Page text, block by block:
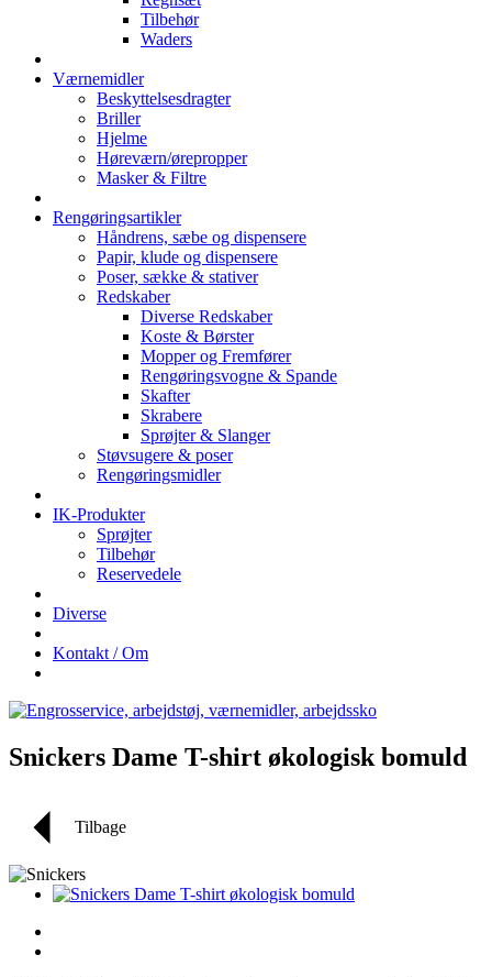
Tilbehør
Waders
Værnemidler
Beskyttelsesdragter
Briller
Hjelme
Høreværn/ørepropper
Masker & Filtre
Rengøringsartikler
Håndrens, sæbe og dispensere
Papir, klude og dispensere
Poser, sække & stativer
Redskaber
Diverse Redskaber
Koste & Børster
Mopper og Fremfører
Rengøringsvogne & Spande
Skafter
Skrabere
Sprøjter & Slanger
Støvsugere & poser
Rengøringsmidler
IK-Produkter
Sprøjter
Tilbehør
Reservedele
Diverse
Kontakt / Om
Snickers Dame T-shirt økologisk bomuld
Tilbage